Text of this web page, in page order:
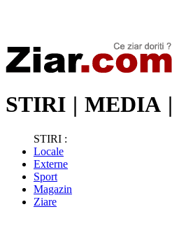
STIRI | MEDIA |
STIRI :
Locale
Externe
Sport
Magazin
Ziare